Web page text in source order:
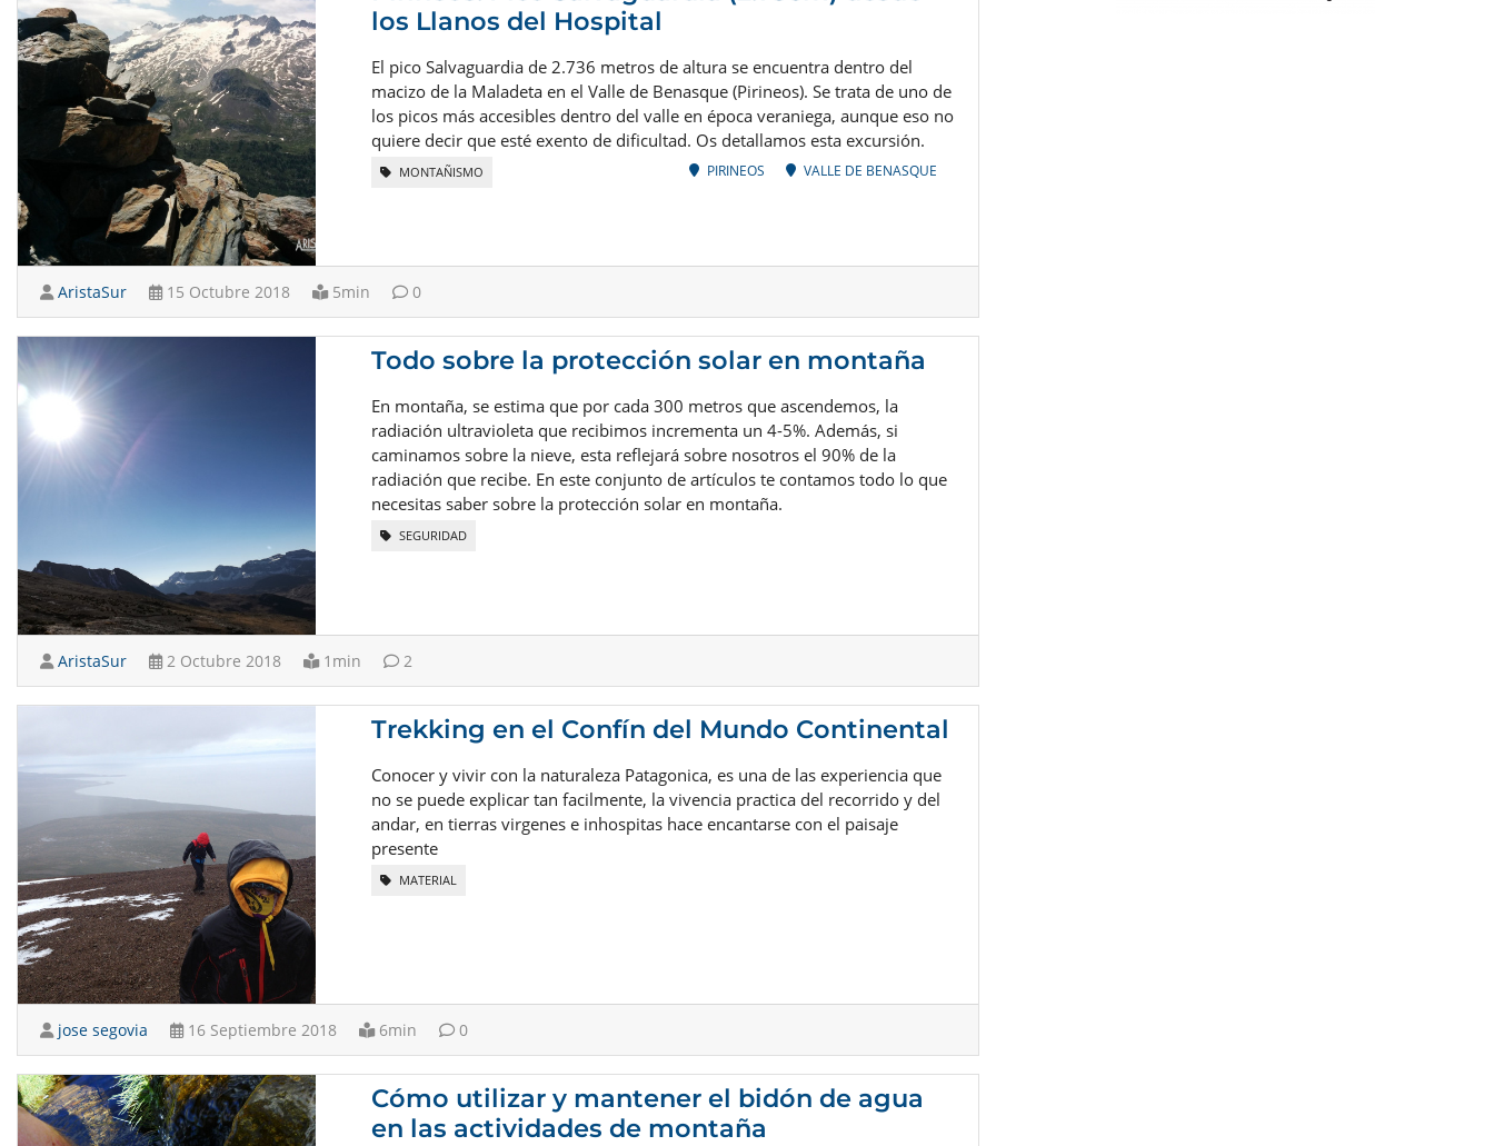
los Llanos del Hospital
El pico Salvaguardia de 2.736 metros de altura se encuentra dentro del
macizo de la Maladeta en el Valle de Benasque (Pirineos). Se trata de uno de
los picos más accesibles dentro del valle en época veraniega, aunque eso no
quiere decir que esté exento de dificultad. Os detallamos esta excursión.
MONTAÑISMO PIRINEOS VALLE DE BENASQUE
AristaSur 15 Octubre 2018 5min 0
Todo sobre la protección solar en montaña
En montaña, se estima que por cada 300 metros que ascendemos, la
radiación ultravioleta que recibimos incrementa un 4-5%. Además, si
caminamos sobre la nieve, esta reflejará sobre nosotros el 90% de la
radiación que recibe. En este conjunto de artículos te contamos todo lo que
necesitas saber sobre la protección solar en montaña.
SEGURIDAD
AristaSur 2 Octubre 2018 1min 2
Trekking en el Confín del Mundo Continental
Conocer y vivir con la naturaleza Patagonica, es una de las experiencia que
no se puede explicar tan facilmente, la vivencia practica del recorrido y del
andar, en tierras virgenes e inhospitas hace encantarse con el paisaje
presente
MATERIAL
jose segovia 16 Septiembre 2018 6min 0
Cómo utilizar y mantener el bidón de agua
en las actividades de montaña